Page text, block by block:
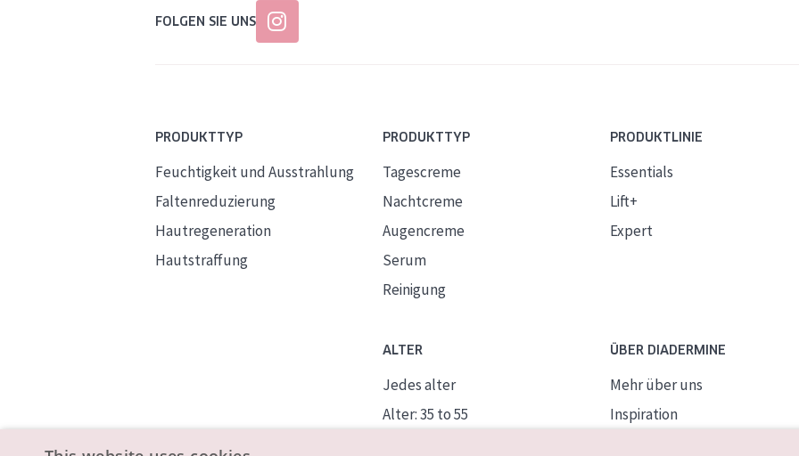
FOLGEN SIE UNS
PRODUKTTYP
Feuchtigkeit und Ausstrahlung
Faltenreduzierung
Hautregeneration
Hautstraffung
PRODUKTTYP
Tagescreme
Nachtcreme
Augencreme
Serum
Reinigung
PRODUKTLINIE
Essentials
Lift+
Expert
ALTER
Jedes alter
Alter: 35 to 55
ÜBER DIADERMINE
Mehr über uns
Inspiration